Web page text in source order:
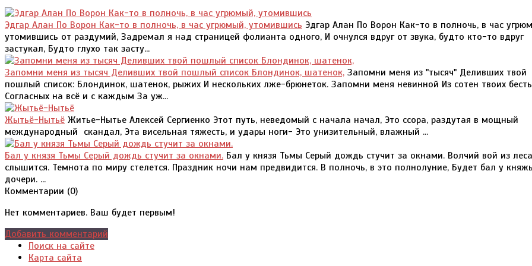
Эдгар Алан По Ворон Как-то в полночь, в час угрюмый, утомившись Эдгар Алан По Ворон Как-то в полночь, в час
утомившись от раздумий, Задремал я над страницей фолианта одного, И очнулся вдруг от звука, будто кто-то вдруг
застукал, Будто глухо так засту...
Запомни меня из тысяч Деливших твой пошлый список Блондинок, шатенок, Запомни меня из "тысяч" Деливших твой
пошлый список: Блондинок, шатенок, рыжих И нескольких лже-брюнеток. Запомни меня невинной Из сотен твоих
Согласных на всё и с каждым За уж...
Жытьё-Нытьё Житье-Нытье Алексей Сергиенко Этот путь, неведомый с начала начал, Это ссора, раздутая в мощный
международный скандал, Эта висельная тяжесть, и удары ноги- Это унизительный, влажный ...
Бал у князя Тьмы Серый дождь стучит за окнами. Бал у князя Тьмы Серый дождь стучит за окнами. Волчий вой из леса
слышится. Темнота по миру стелется. Праздник ночи нам предвидится. В полночь, в это полнолуние, Будет бал у
дочери. ...
Комментарии (0)
Нет комментариев. Ваш будет первым!
Добавить комментарий
Поиск на сайте
Карта сайта